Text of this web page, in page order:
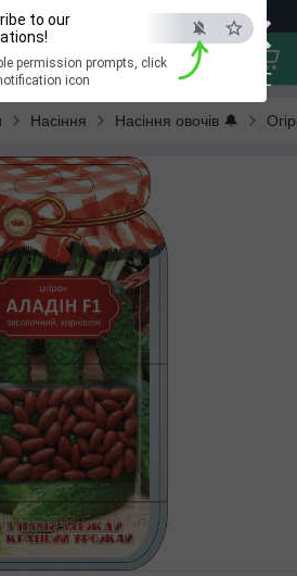
×
ESC
to our
permission prompts, click
icon
Насіння Насіння овочів 🔔